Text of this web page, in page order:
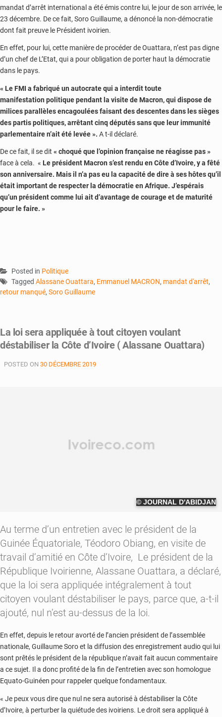
mandat d’arrêt international a été émis contre lui, le jour de son arrivée, le
23 décembre. De ce fait, Soro Guillaume, a dénoncé la non-démocratie
dont fait preuve le Président ivoirien.
En effet, pour lui, cette manière de procéder de Ouattara, n’est pas digne
d’un chef de L’Etat, qui a pour obligation de porter haut la démocratie
dans le pays.
« Le FMI a fabriqué un autocrate qui a interdit toute
manifestation politique pendant la visite de Macron, qui dispose de
milices parallèles encagoulées faisant des descentes dans les sièges
des partis politiques, arrêtant cinq députés sans que leur immunité
parlementaire n’ait été levée ». A t-il déclaré.
De ce fait, il se dit « choqué que l’opinion française ne réagisse pas »
face à cela. « Le président Macron s’est rendu en Côte d’Ivoire, y a fêté
son anniversaire. Mais il n’a pas eu la capacité de dire à ses hôtes qu’il
était important de respecter la démocratie en Afrique. J’espérais
qu’un président comme lui ait d’avantage de courage et de maturité
pour le faire. »
Posted in Politique
Tagged Alassane Ouattara, Emmanuel MACRON, mandat d'arrêt,
retour manqué, Soro Guillaume
La loi sera appliquée à tout citoyen voulant
déstabiliser la Côte d’Ivoire ( Alassane Ouattara)
POSTED ON 30 DÉCEMBRE 2019
© JOURNAL D'ABIDJAN
Au terme d’un entretien avec le président de la
Guinée Équatoriale, Téodoro Obiang, en visite de
travail d’amitié en Côte d’Ivoire, Le président de la
République Ivoirienne, Alassane Ouattara, a déclaré,
que la loi sera appliquée intégralement à tout
citoyen voulant déstabiliser le pays, parce que, a-t-il
ajouté, nul n’est au-dessus de la loi.
En effet, depuis le retour avorté de l’ancien président de l’assemblée
nationale, Guillaume Soro et la diffusion des enregistrement audio qui lui
sont prêtés le président de la république n’avait fait aucun commentaire
a ce sujet. Il a donc profité de la fin de l’entretien avec son homologue
Equato-Guinéen pour rappeler quelque fondamentaux.
« Je peux vous dire que nul ne sera autorisé à déstabiliser la Côte
d’Ivoire, à perturber la quiétude des ivoiriens. Le droit sera appliqué à